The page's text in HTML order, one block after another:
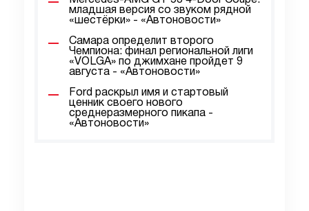
младшая версия со звуком рядной
«шестёрки» - «Автоновости»
Самара определит второго
Чемпиона: финал региональной лиги
«VOLGA» по джимхане пройдет 9
августа - «Автоновости»
Ford раскрыл имя и стартовый
ценник своего нового
среднеразмерного пикапа -
«Автоновости»